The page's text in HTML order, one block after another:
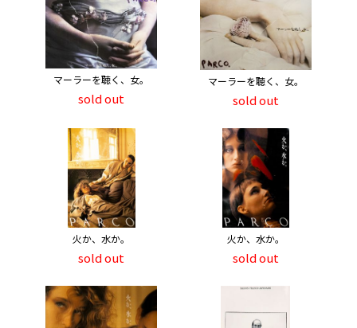
マーラーを聴く、女。
sold out
マーラーを聴く、女。
sold out
火か、水か。
sold out
火か、水か。
sold out